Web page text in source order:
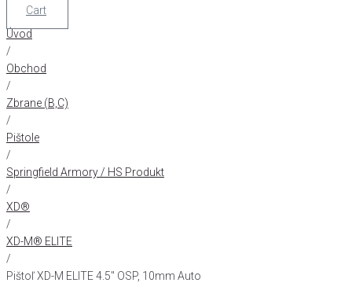
Cart
Úvod
/
Obchod
/
Zbrane (B,C)
/
Pištole
/
Springfield Armory / HS Produkt
/
XD®
/
XD-M® ELITE
/
Pištoľ XD-M ELITE 4.5" OSP, 10mm Auto